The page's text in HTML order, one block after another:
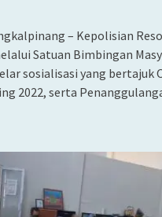
– Kepolisian
Satuan Bimbingan
sosialisasi yang bertajuk
2022, serta